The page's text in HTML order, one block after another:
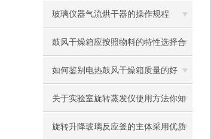
才能用的久
玻璃仪器气流烘干器的操作规程
鼓风干燥箱应按照物料的特性选择合
适的温度和时间
如何鉴别电热鼓风干燥箱质量的好
坏？
关于实验室旋转蒸发仪使用方法你知
道多少？
旋转升降玻璃反应釜的主体采用优质